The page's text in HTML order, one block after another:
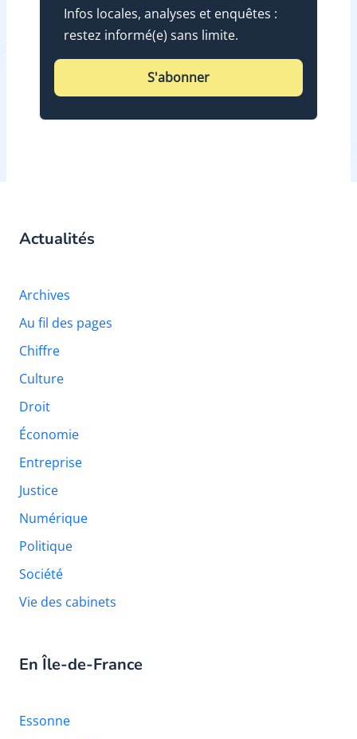
Infos locales, analyses et enquêtes :
restez informé(e) sans limite.
S'abonner
Actualités
Archives
Au fil des pages
Chiffre
Culture
Droit
Économie
Entreprise
Justice
Numérique
Politique
Société
Vie des cabinets
En Île-de-France
Essonne